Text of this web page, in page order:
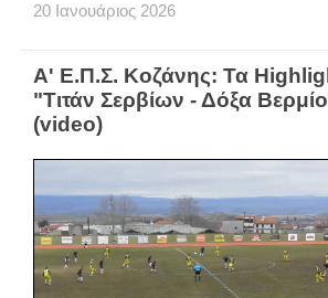
20 Ιανουάριος 2026
Α' Ε.Π.Σ. Κοζάνης: Τα
"Τιτάν Σερβίων - Δόξα
(video)